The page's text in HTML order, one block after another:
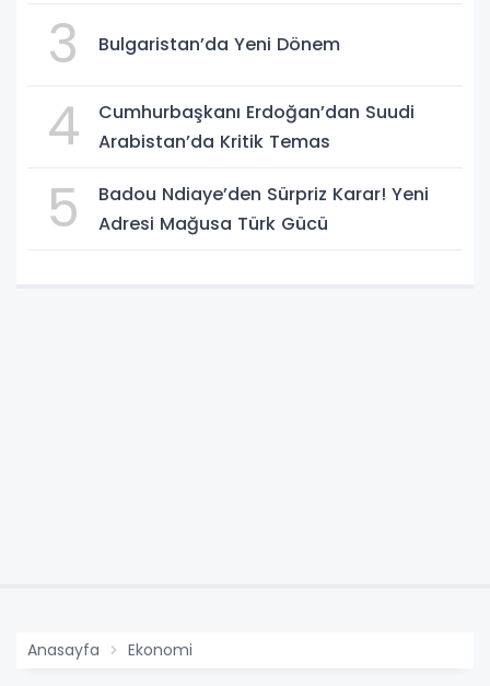
3 Bulgaristan’da Yeni Dönem
4
Cumhurbaşkanı Erdoğan’dan Suudi
Arabistan’da Kritik Temas
5
Badou Ndiaye’den Sürpriz Karar! Yeni
Adresi Mağusa Türk Gücü
Anasayfa Ekonomi